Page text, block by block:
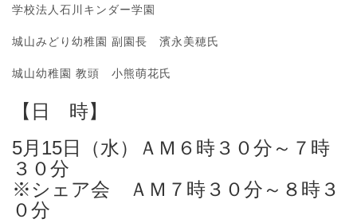
学校法人石川キンダー学園
城山みどり幼稚園 副園長 濱永美穂氏
城山幼稚園 教頭 小熊萌花氏
【日 時】
5月15日（水）ＡＭ６時３０分～７時
３０分
※シェア会 ＡＭ７時３０分～８時３
０分